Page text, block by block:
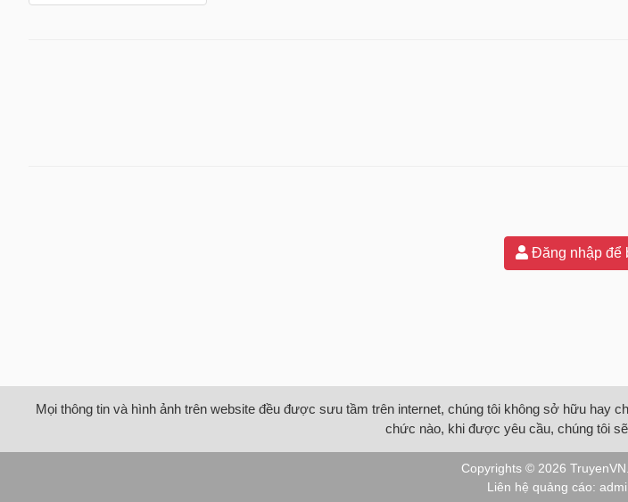
Đăng nhập để
Mọi thông tin và hình ảnh trên website đều được sưu tầm trên internet, chúng tôi không sở hữu hay
chức nào, khi được yêu cầu, chúng tôi
Copyrights © 2026 TruyenVN
Liên hệ quảng cáo: